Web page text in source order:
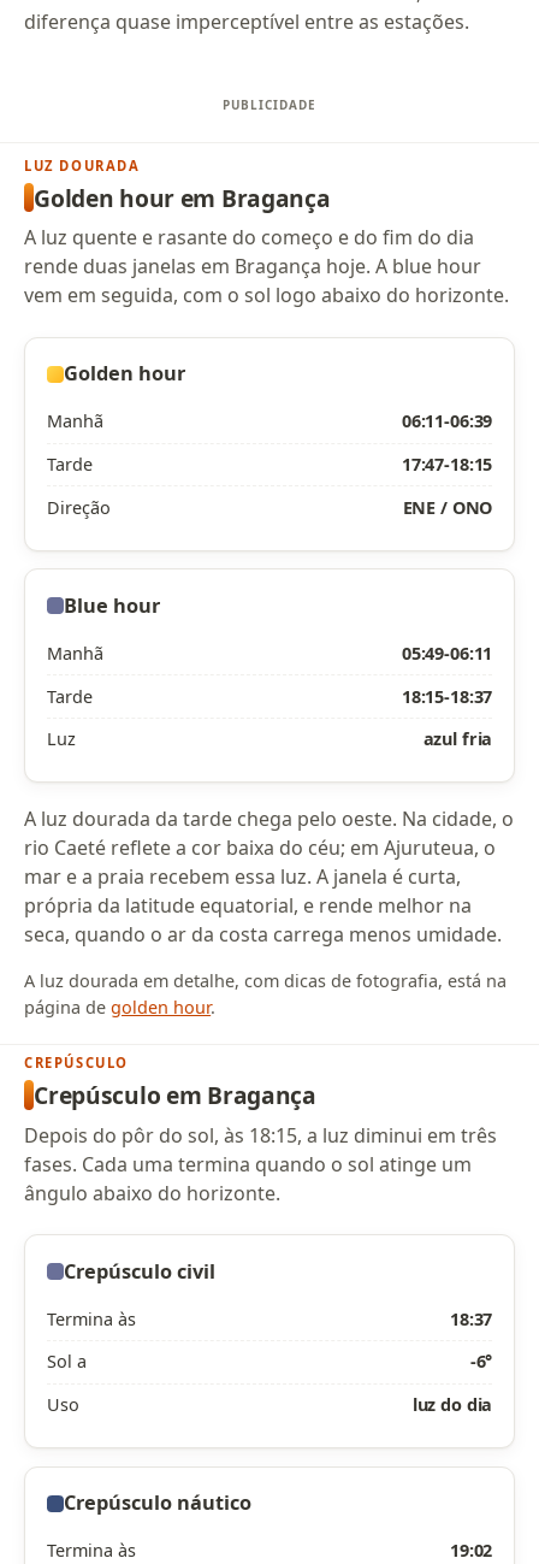
diferença quase imperceptível entre as estações.
LUZ DOURADA
Golden hour em Bragança
A luz quente e rasante do começo e do fim do dia
rende duas janelas em Bragança hoje. A blue hour
vem em seguida, com o sol logo abaixo do horizonte.
Golden hour
Manhã
06:11-06:39
Tarde
17:47-18:15
Direção
ENE / ONO
Blue hour
Manhã
05:49-06:11
Tarde
18:15-18:37
Luz
azul fria
A luz dourada da tarde chega pelo oeste. Na cidade, o
rio Caeté reflete a cor baixa do céu; em Ajuruteua, o
mar e a praia recebem essa luz. A janela é curta,
própria da latitude equatorial, e rende melhor na
seca, quando o ar da costa carrega menos umidade.
A luz dourada em detalhe, com dicas de fotografia, está na
página degolden hour.
CREPÚSCULO
Crepúsculo em Bragança
Depois do pôr do sol, às 18:15, a luz diminui em três
fases. Cada uma termina quando o sol atinge um
ângulo abaixo do horizonte.
Crepúsculo civil
Termina às
18:37
Sol a
-6°
Uso
luz do dia
Crepúsculo náutico
Termina às
19:02